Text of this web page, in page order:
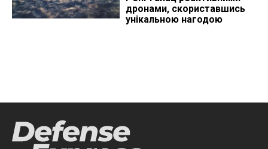
дронами, скориставшись
унікальною нагодою